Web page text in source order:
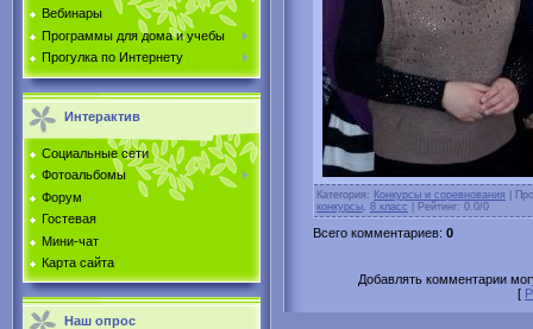
Вебинары
Программы для дома и учебы
Прогулка по Интернету
Интерактив
Социальные сети
Фотоальбомы
Форум
Гостевая
Мини-чат
Карта сайта
Наш опрос
Категория : Конкурсы и соревнования
конкурсы 8 класс Рейтинг: 0.0/0
Всего комментариев: 0
Добавлять комментарии
[